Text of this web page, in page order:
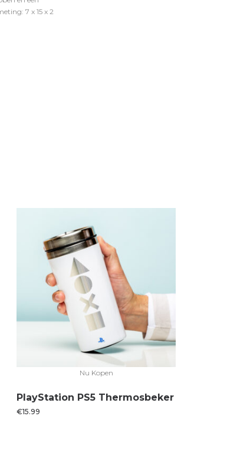
7 x 15 x 2
Nu Kopen
PlayStation PS5 Thermosbeker
€15.99